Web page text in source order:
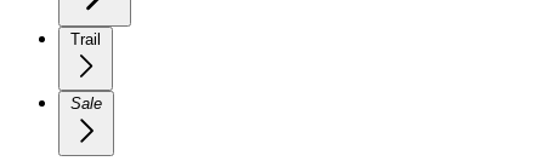
Trail
Sale